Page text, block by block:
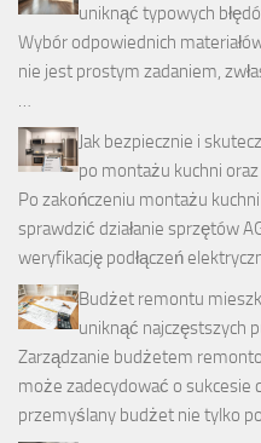
uniknąć typowych
Wybór odpowiednich
nie jest prostym zadaniem,
…
Jak bezpiecznie i
po montażu kuchni
Po zakończeniu montażu
sprawdzić działanie sprzętów
weryfikację podłączeń
Budżet remontu
uniknąć najczęstszych
Zarządzanie budżetem
może zadecydować o sukcesie
przemyślany budżet nie tylko